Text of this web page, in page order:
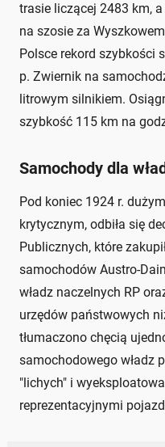
trasie liczącej 2483 km,
na szosie za
Polsce rekord szybkości
p. Zwiernik na
litrowym silnikiem.
szybkość 115 km na
Samochody dla
Pod koniec 1924 r.
krytycznym, odbiła się
Publicznych, które
samochodów Austro-
władz naczelnych RP
urzędów państwowych
tłumaczono chęcią
samochodowego władz
"lichych" i
reprezentacyjnymi